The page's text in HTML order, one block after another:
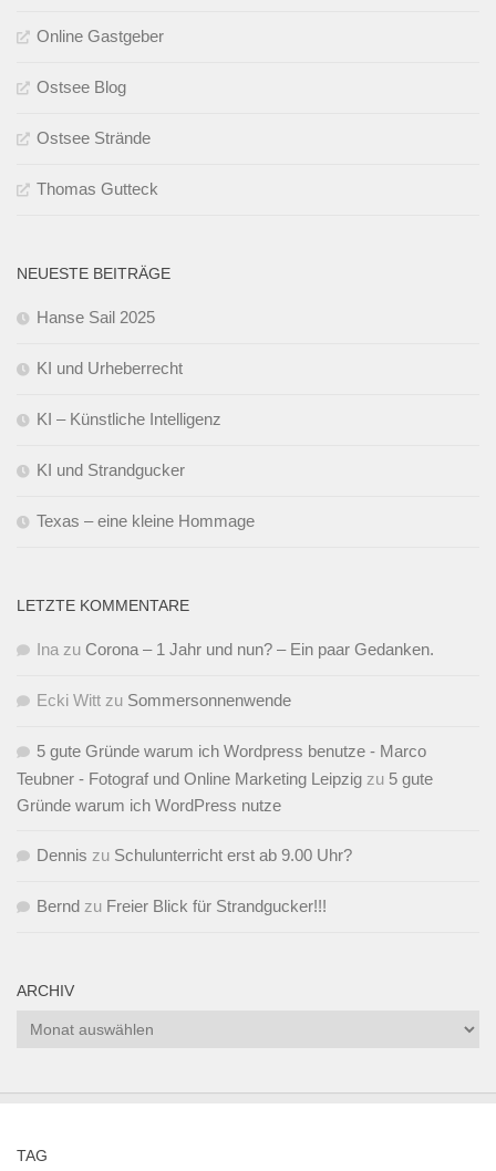
Online Gastgeber
Ostsee Blog
Ostsee Strände
Thomas Gutteck
NEUESTE BEITRÄGE
Hanse Sail 2025
KI und Urheberrecht
KI – Künstliche Intelligenz
KI und Strandgucker
Texas – eine kleine Hommage
LETZTE KOMMENTARE
Ina zu Corona – 1 Jahr und nun? – Ein paar Gedanken.
Ecki Witt zu Sommersonnenwende
5 gute Gründe warum ich Wordpress benutze - Marco
Teubner - Fotograf und Online Marketing Leipzig zu 5 gute
Gründe warum ich WordPress nutze
Dennis zu Schulunterricht erst ab 9.00 Uhr?
Bernd zu Freier Blick für Strandgucker!!!
ARCHIV
Archiv
TAG